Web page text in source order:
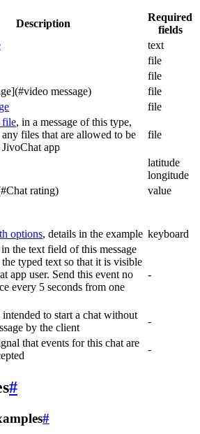
Description
Required
fields
text
file
file
message)
file
file
file, in a message of this type,
files that are allowed to be
app
file
latitude
longitude
rating)
value
options, details in the example keyboard
in the text field of this message
typed text so that it is visible
app user. Send this event no
every 5 seconds from one
-
intended to start a chat without
by the client
-
that events for this chat are
-
#
#